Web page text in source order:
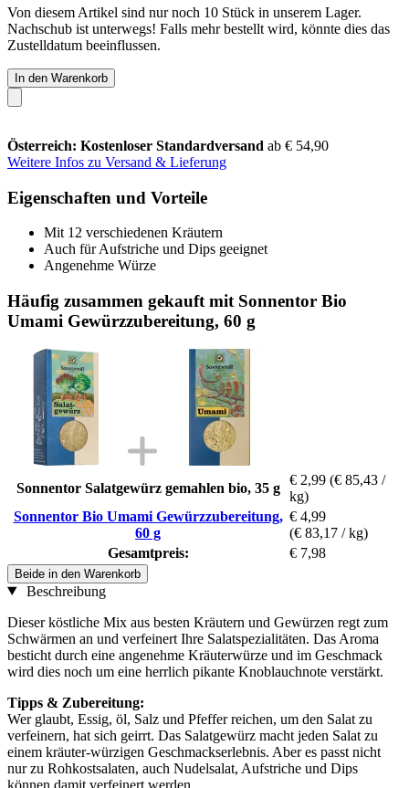
Von diesem Artikel sind nur noch 10 Stück in unserem Lager.
Nachschub ist unterwegs! Falls mehr bestellt wird, könnte dies das
Zustelldatum beeinflussen.
In den Warenkorb
Österreich: Kostenloser Standardversand ab € 54,90
Weitere Infos zu Versand & Lieferung
Eigenschaften und Vorteile
Mit 12 verschiedenen Kräutern
Auch für Aufstriche und Dips geeignet
Angenehme Würze
Häufig zusammen gekauft mit Sonnentor Bio
Umami Gewürzzubereitung, 60 g
Sonnentor Salatgewürz gemahlen bio, 35 g
€ 2,99 (€ 85,43 /
kg)
Sonnentor Bio Umami Gewürzzubereitung,
60 g
€ 4,99
(€ 83,17 / kg)
Gesamtpreis:
€ 7,98
Beide in den Warenkorb
Beschreibung
Dieser köstliche Mix aus besten Kräutern und Gewürzen regt zum
Schwärmen an und verfeinert Ihre Salatspezialitäten. Das Aroma
besticht durch eine angenehme Kräuterwürze und im Geschmack
wird dies noch um eine herrlich pikante Knoblauchnote verstärkt.
Tipps & Zubereitung:
Wer glaubt, Essig, öl, Salz und Pfeffer reichen, um den Salat zu
verfeinern, hat sich geirrt. Das Salatgewürz macht jeden Salat zu
einem kräuter-würzigen Geschmackserlebnis. Aber es passt nicht
nur zu Rohkostsalaten, auch Nudelsalat, Aufstriche und Dips
können damit verfeinert werden.